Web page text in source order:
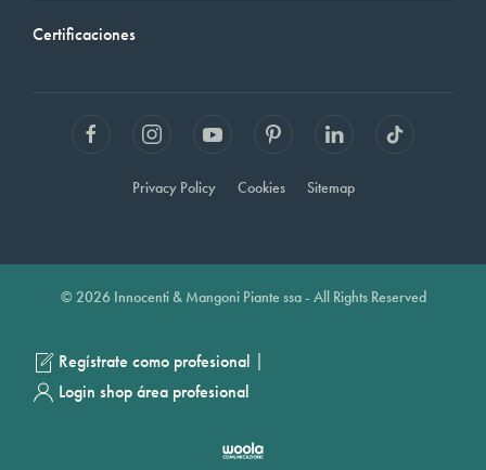
Certificaciones
Privacy Policy Cookies Sitemap
© 2026 Innocenti & Mangoni Piante ssa - All Rights Reserved
Regístrate como profesional |
Login shop área profesional